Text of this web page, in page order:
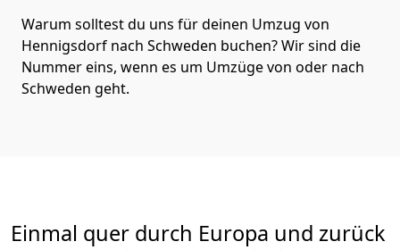
Warum solltest du uns für deinen Umzug von
Hennigsdorf nach Schweden buchen? Wir sind die
Nummer eins, wenn es um Umzüge von oder nach
Schweden geht.
Einmal quer durch Europa und zurück